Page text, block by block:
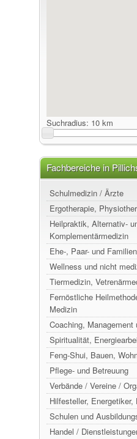
Suchradius: 10 km
Fachbereiche in
Schulmedizin / Ärzte
Ergotherapie,
Heilpraktik, Alternativ-
Komplementärmedizin
Ehe-, Paar- und
Wellness und nicht
Tiermedizin,
Fernöstliche
Medizin
Coaching, Management
Spiritualität,
Feng-Shui, Bauen,
Pflege- und Betreuung
Verbände / Vereine /
Hilfesteller, Energetiker,
Schulen und
Handel /